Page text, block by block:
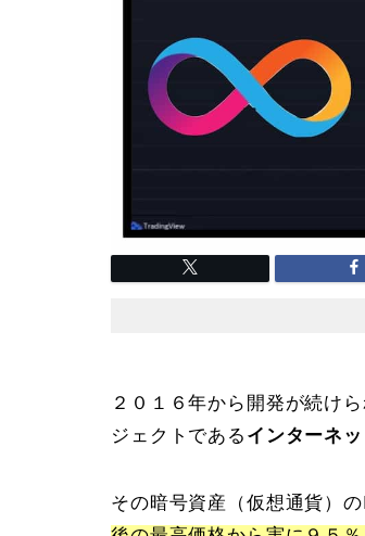
２０１６年から開発が続け
ジェクトである インターネ
その暗号資産（仮想通貨）